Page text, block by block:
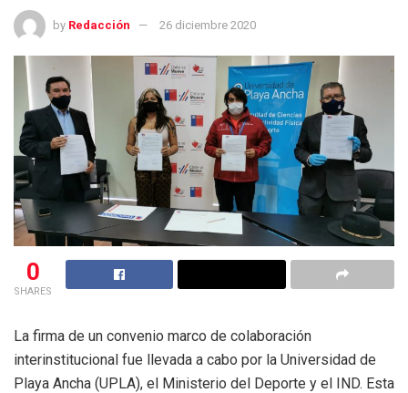
by Redacción 26 diciembre 2020
0
SHARES
La firma de un convenio marco de colaboración
interinstitucional fue llevada a cabo por la Universidad de
Playa Ancha (UPLA), el Ministerio del Deporte y el IND. Esta